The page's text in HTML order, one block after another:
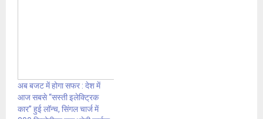
अब बजट में होगा सफर : देश में
आज सबसे “सस्ती इलेक्ट्रिक
कार” हुई लॉन्च, सिंगल चार्ज में